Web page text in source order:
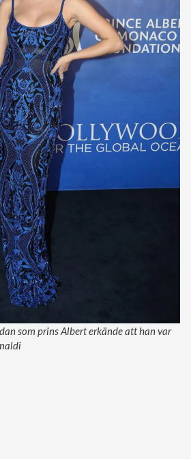
som prins Albert erkände att han var